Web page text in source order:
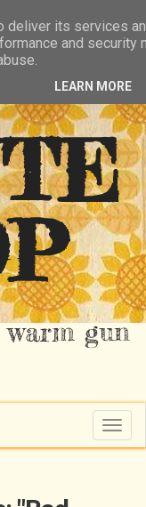
warm gun
T
o
g
its services
and
LEARN MORE